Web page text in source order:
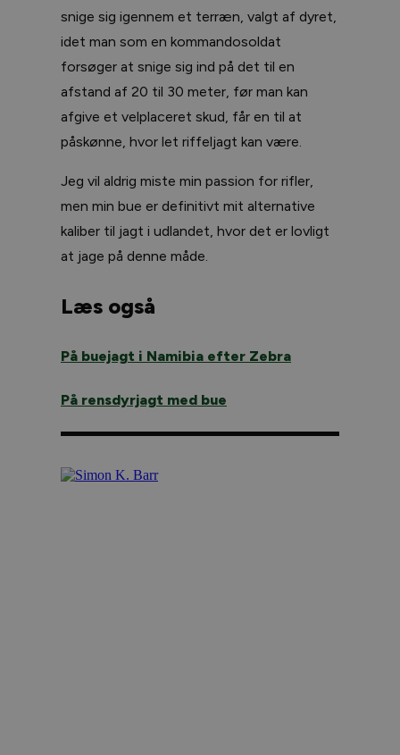
snige sig igennem et terræn, valgt af dyret,
idet man som en kommandosoldat
forsøger at snige sig ind på det til en
afstand af 20 til 30 meter, før man kan
afgive et velplaceret skud, får en til at
påskønne, hvor let riffeljagt kan være.
Jeg vil aldrig miste min passion for rifler,
men min bue er definitivt mit alternative
kaliber til jagt i udlandet, hvor det er lovligt
at jage på denne måde.
Læs også
På buejagt i Namibia efter Zebra
På rensdyrjagt med bue